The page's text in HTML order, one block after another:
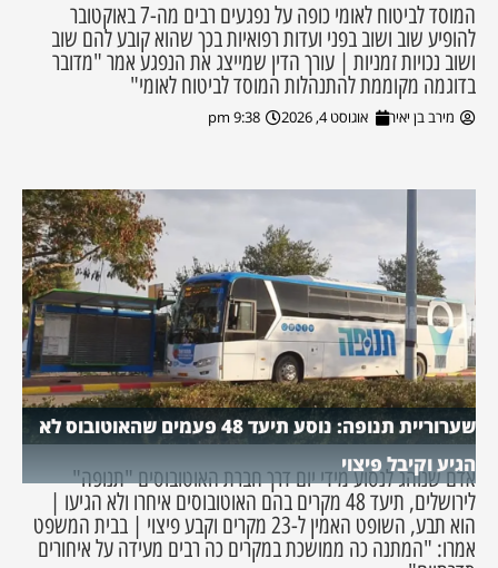
המוסד לביטוח לאומי כופה על נפגעים רבים מה-7 באוקטובר
להופיע שוב ושוב בפני ועדות רפואיות בכך שהוא קובע להם שוב
ושוב נכויות זמניות | עורך הדין שמייצג את הנפגע אמר "מדובר
בדוגמה מקוממת להתנהלות המוסד לביטוח לאומי"
מירב בן יאיר אוגוסט 4, 2026 9:38 pm
שערוריית תנופה: נוסע תיעד 48 פעמים שהאוטובוס לא
הגיע וקיבל פיצוי
אדם שנוהג לנסוע מידי יום דרך חברת האוטובוסים "תנופה"
לירושלים, תיעד 48 מקרים בהם האוטובוסים איחרו ולא הגיעו |
הוא תבע, השופט האמין ל-23 מקרים וקבע פיצוי | בבית המשפט
אמרו: "המתנה כה ממושכת במקרים כה רבים מעידה על איחורים